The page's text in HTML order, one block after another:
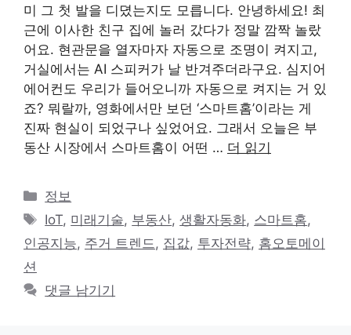
미 그 첫 발을 디뎠는지도 모릅니다. 안녕하세요! 최
근에 이사한 친구 집에 놀러 갔다가 정말 깜짝 놀랐
어요. 현관문을 열자마자 자동으로 조명이 켜지고,
거실에서는 AI 스피커가 날 반겨주더라구요. 심지어
에어컨도 우리가 들어오니까 자동으로 켜지는 거 있
죠? 뭐랄까, 영화에서만 보던 ‘스마트홈’이라는 게
진짜 현실이 되었구나 싶었어요. 그래서 오늘은 부
동산 시장에서 스마트홈이 어떤 … 더 읽기
카
테
리
정보
태
그
IoT, 미래기술, 부동산,생활자동화, 스마트홈,
인공지능, 주거 트렌드, 집값, 투자전략, 홈오토메이
션
댓글 남기기